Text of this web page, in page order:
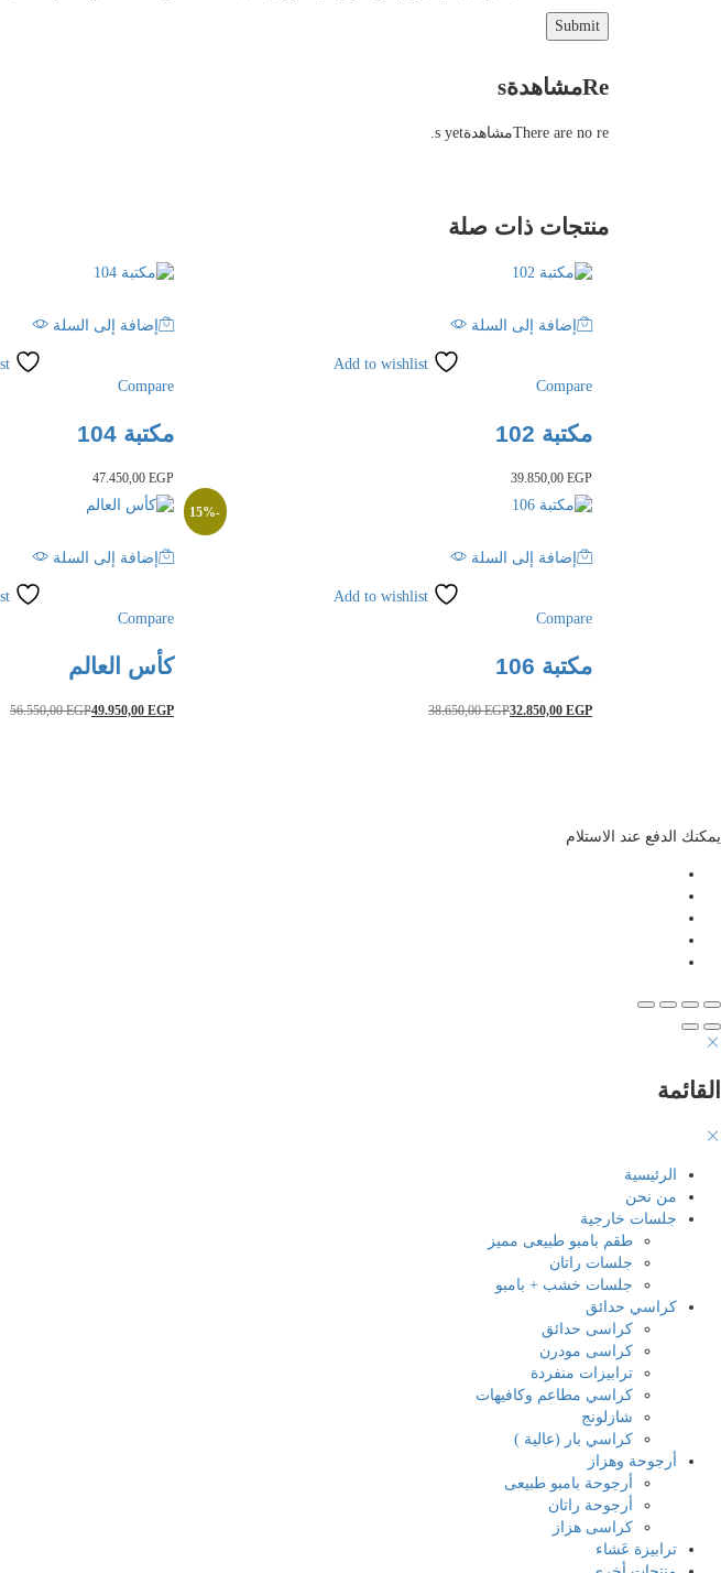
Reمشاهدةs
There are no reمشاهدةs yet.
منتجات ذات صلة
إضافة إلى السلة
Compare
مكتبة 104
47.450,00 EGP
إضافة إلى السلة
Add to wishlist
Compare
مكتبة 102
39.850,00 EGP
إضافة إلى السلة
Compare
كأس العالم
49.950,00 EGP
56.550,00EGP
-
15%
إضافة إلى السلة
Add to wishlist
Compare
مكتبة 106
32.850,00 EGP
38.650,00EGP
يمكنك الدفع عند الاستلام
القائمة
الرئيسية
من نحن
جلسات خارجية
طقم بامبو طبيعى مميز
جلسات راتان
جلسات خشب + بامبو
كراسي حدائق
كراسى حدائق
كراسى مودرن
ترابيزات منفردة
كراسي مطاعم وكافيهات
شازلونج
كراسي بار (عالية )
أرجوحة وهزاز
أرجوحة بامبو طبيعى
أرجوحة راتان
كراسى هزاز
ترابيزة عَشاء